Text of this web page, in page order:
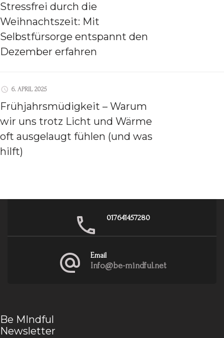
Stressfrei durch die
Weihnachtszeit: Mit
Selbstfürsorge entspannt den
Dezember erfahren
6. APRIL 2025
Frühjahrsmüdigkeit – Warum
wir uns trotz Licht und Wärme
oft ausgelaugt fühlen (und was
hilft)
017641457280
Email
Info@be-mindful.net
Be MIndful
Newsletter